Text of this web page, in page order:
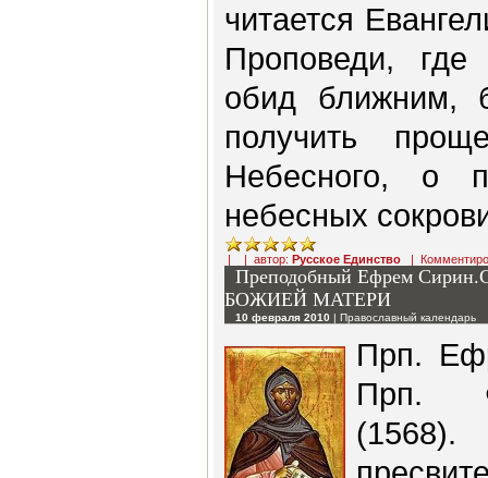
читается
Проповеди,
обид ближним,
получить
Небесного, о
небесных
| | автор: Русское Единство |
Преподобный Ефрем
БОЖИЕЙ МАТЕРИ
10 февраля 2010 | Православный календарь
Прп.
Прп.